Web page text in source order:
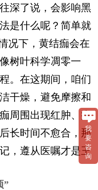
深了说，会影响黑
是什么呢？简单就
况下，黄结痂会在
树叶科学凋零一
。在这期间，咱们
干燥，避免摩擦和
周围出现红肿、疼
长时间不愈合，那
，遵从医嘱才是王
”
我
要
咨
询